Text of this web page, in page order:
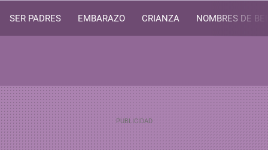
SER PADRES EMBARAZO CRIANZA NOMBRES DE